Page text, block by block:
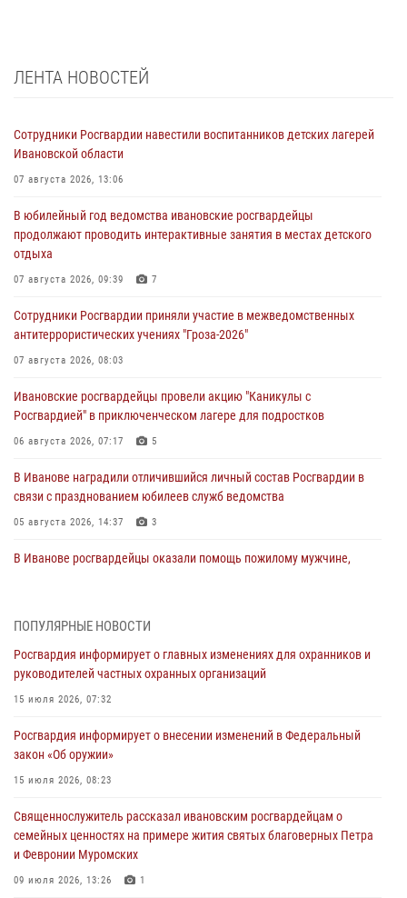
ЛЕНТА НОВОСТЕЙ
Сотрудники Росгвардии навестили воспитанников детских лагерей
Ивановской области
07 августа 2026, 13:06
В юбилейный год ведомства ивановские росгвардейцы
продолжают проводить интерактивные занятия в местах детского
отдыха
07 августа 2026, 09:39 7
Сотрудники Росгвардии приняли участие в межведомственных
антитеррористических учениях "Гроза-2026"
07 августа 2026, 08:03
Ивановские росгвардейцы провели акцию "Каникулы с
Росгвардией" в приключенческом лагере для подростков
06 августа 2026, 07:17 5
В Иванове наградили отличившийся личный состав Росгвардии в
связи с празднованием юбилеев служб ведомства
05 августа 2026, 14:37 3
В Иванове росгвардейцы оказали помощь пожилому мужчине,
торжественных мероприятиях, посвященных празднованию Дня
Воздушно-десантных войск
02 августа 2026, 11:46
Мероприятия в рамках акции «Каникулы с Росгвардией»
продолжаются в Ивановской области
31 июля 2026, 11:08
В Ивановской области при содействии Росгвардии задержаны
подозреваемые в серии автомобильных краж
30 июля 2026, 12:41
ПОПУЛЯРНЫЕ НОВОСТИ
Росгвардия информирует о главных изменениях для охранников и
руководителей частных охранных организаций
15 июля 2026, 07:32
Росгвардия информирует о внесении изменений в Федеральный
закон «Об оружии»
15 июля 2026, 08:23
Священнослужитель рассказал ивановским росгвардейцам о
семейных ценностях на примере жития святых благоверных Петра
и Февронии Муромских
09 июля 2026, 13:26 1